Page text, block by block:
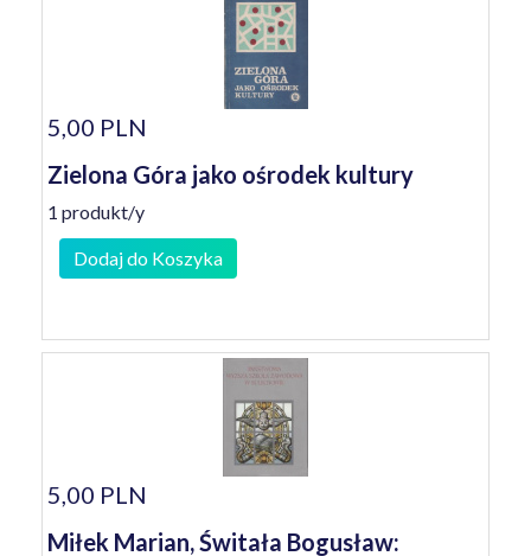
5,00 PLN
Zielona Góra jako ośrodek kultury
1 produkt/y
Dodaj do Koszyka
5,00 PLN
Miłek Marian, Świtała Bogusław: